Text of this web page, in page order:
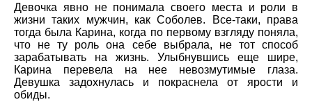
Девочка явно не понимала своего места и роли в
жизни таких мужчин, как Соболев. Все-таки, права
тогда была Карина, когда по первому взгляду поняла,
что не ту роль она себе выбрала, не тот способ
зарабатывать на жизнь. Улыбнувшись еще шире,
Карина перевела на нее невозмутимые глаза.
Девушка задохнулась и покраснела от ярости и
обиды.